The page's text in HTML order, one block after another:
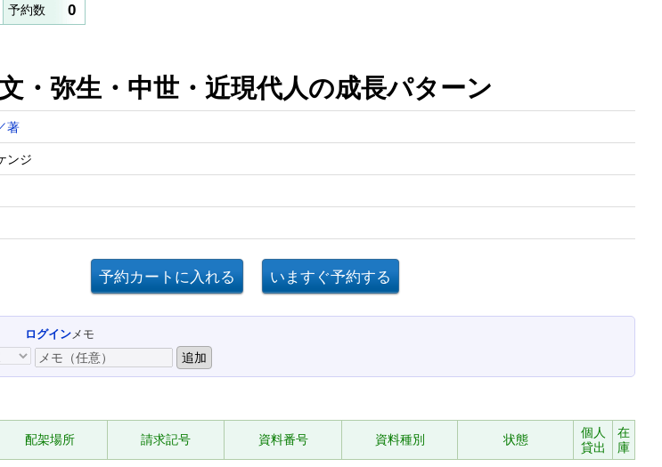
予約数 0
・弥生・中世・近現代人の成長パターン
著
ンジ
ログインメモ
配架場所 請求記号 資料番号 資料種別 状態
個人
貸出
在
庫